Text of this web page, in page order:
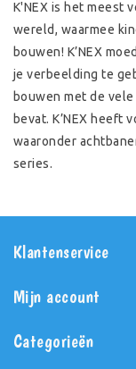
K'NEX is het meest
wereld, waarmee
bouwen! K’NEX
je verbeelding te
bouwen met de
bevat. K’NEX heeft
waaronder
series.
Klantenservice
Mijn account
Categorieën